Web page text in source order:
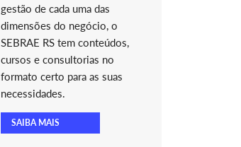
gestão de cada uma das
dimensões do negócio, o
SEBRAE RS tem conteúdos,
cursos e consultorias no
formato certo para as suas
necessidades.
SAIBA MAIS